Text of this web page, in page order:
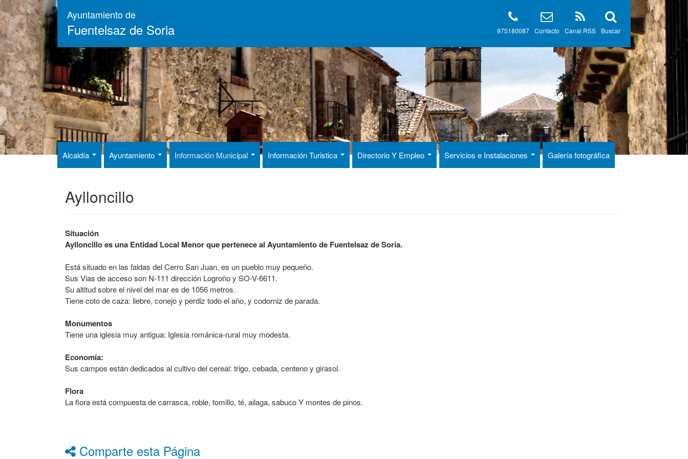
Pasar
al
contenido
principal
Ayuntamiento de
Fuentelsaz de Soria Buscar
Canal RSS
Contacto
975180087
Alcaldía Ayuntamiento Información Municipal Información Turistica Directorio Y Empleo Servicios e Instalaciones Galería fotográfica
Aylloncillo
Situación
Aylloncillo es una Entidad Local Menor que pertenece al Ayuntamiento de Fuentelsaz de Soria.
Está situado en las faldas del Cerro San Juan, es un pueblo muy pequeño.
Sus Vias de acceso son N-111 dirección Logroño y SO-V-6611.
Su altitud sobre el nivel del mar es de 1056 metros.
Tiene coto de caza: liebre, conejo y perdiz todo el año, y codorniz de parada.
Monumentos
Tiene una iglesia muy antigua: Iglesia románica-rural muy modesta.
Economía:
Sus campos están dedicados al cultivo del cereal: trigo, cebada, centeno y girasol.
Flora
La flora está compuesta de carrasca, roble, tomillo, té, ailaga, sabuco Y montes de pinos.
Comparte esta Página